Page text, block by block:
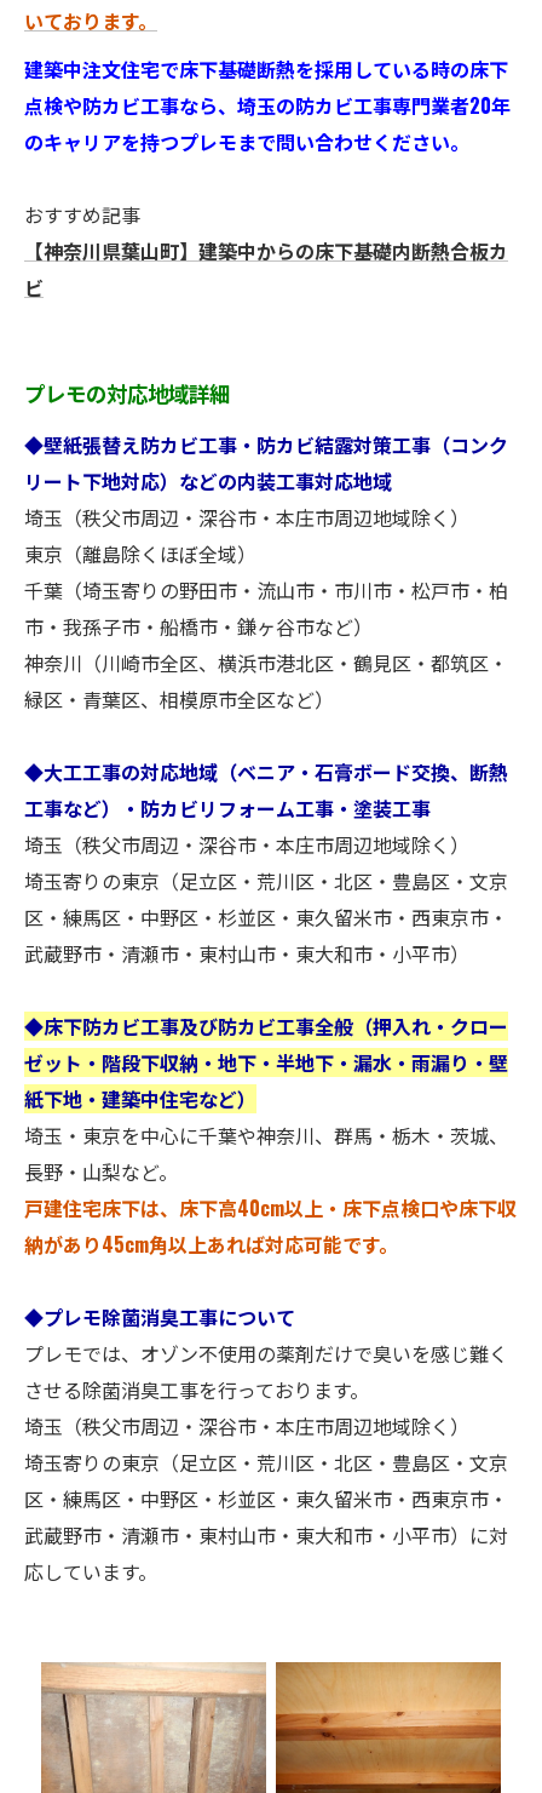
いております。
建築中注文住宅で床下基礎断熱を採用している時の床下
点検や防カビ工事なら、埼玉の防カビ工事専門業者20年
のキャリアを持つプレモまで問い合わせください。
おすすめ記事
【神奈川県葉山町】建築中からの床下基礎内断熱合板カ
ビ
プレモの対応地域詳細
◆壁紙張替え防カビ工事・防カビ結露対策工事（コンク
リート下地対応）などの内装工事対応地域
埼玉（秩父市周辺・深谷市・本庄市周辺地域除く）
東京（離島除くほぼ全域）
千葉（埼玉寄りの野田市・流山市・市川市・松戸市・柏
市・我孫子市・船橋市・鎌ヶ谷市など）
神奈川（川崎市全区、横浜市港北区・鶴見区・都筑区・
緑区・青葉区、相模原市全区など）
◆大工工事の対応地域（ベニア・石膏ボード交換、断熱
工事など）・防カビリフォーム工事・塗装工事
埼玉（秩父市周辺・深谷市・本庄市周辺地域除く）
埼玉寄りの東京（足立区・荒川区・北区・豊島区・文京
区・練馬区・中野区・杉並区・東久留米市・西東京市・
武蔵野市・清瀬市・東村山市・東大和市・小平市）
◆床下防カビ工事及び防カビ工事全般（押入れ・クロー
ゼット・階段下収納・地下・半地下・漏水・雨漏り・壁
紙下地・建築中住宅など）
埼玉・東京を中心に千葉や神奈川、群馬・栃木・茨城、
長野・山梨など。
戸建住宅床下は、床下高40cm以上・床下点検口や床下収
納があり45cm角以上あれば対応可能です。
◆プレモ除菌消臭工事について
プレモでは、オゾン不使用の薬剤だけで臭いを感じ難く
させる除菌消臭工事を行っております。
埼玉（秩父市周辺・深谷市・本庄市周辺地域除く）
埼玉寄りの東京（足立区・荒川区・北区・豊島区・文京
区・練馬区・中野区・杉並区・東久留米市・西東京市・
武蔵野市・清瀬市・東村山市・東大和市・小平市）に対
応しています。